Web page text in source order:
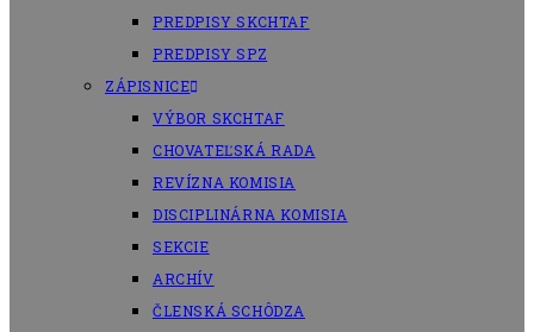
PREDPISY SKCHTAF
PREDPISY SPZ
ZÁPISNICE
VÝBOR SKCHTAF
CHOVATEĽSKÁ RADA
REVÍZNA KOMISIA
DISCIPLINÁRNA KOMISIA
SEKCIE
ARCHÍV
ČLENSKÁ SCHÔDZA